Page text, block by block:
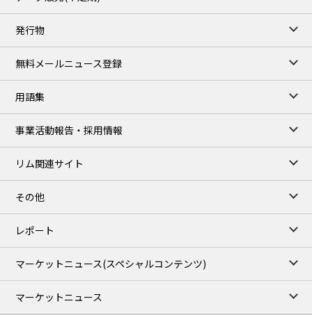
発行物
無料メールニュース登録
用語集
事業活動報告・採用情報
リム関連サイト
その他
レポート
マーケットニュース(スペシャルコンテンツ)
マーケットニュース